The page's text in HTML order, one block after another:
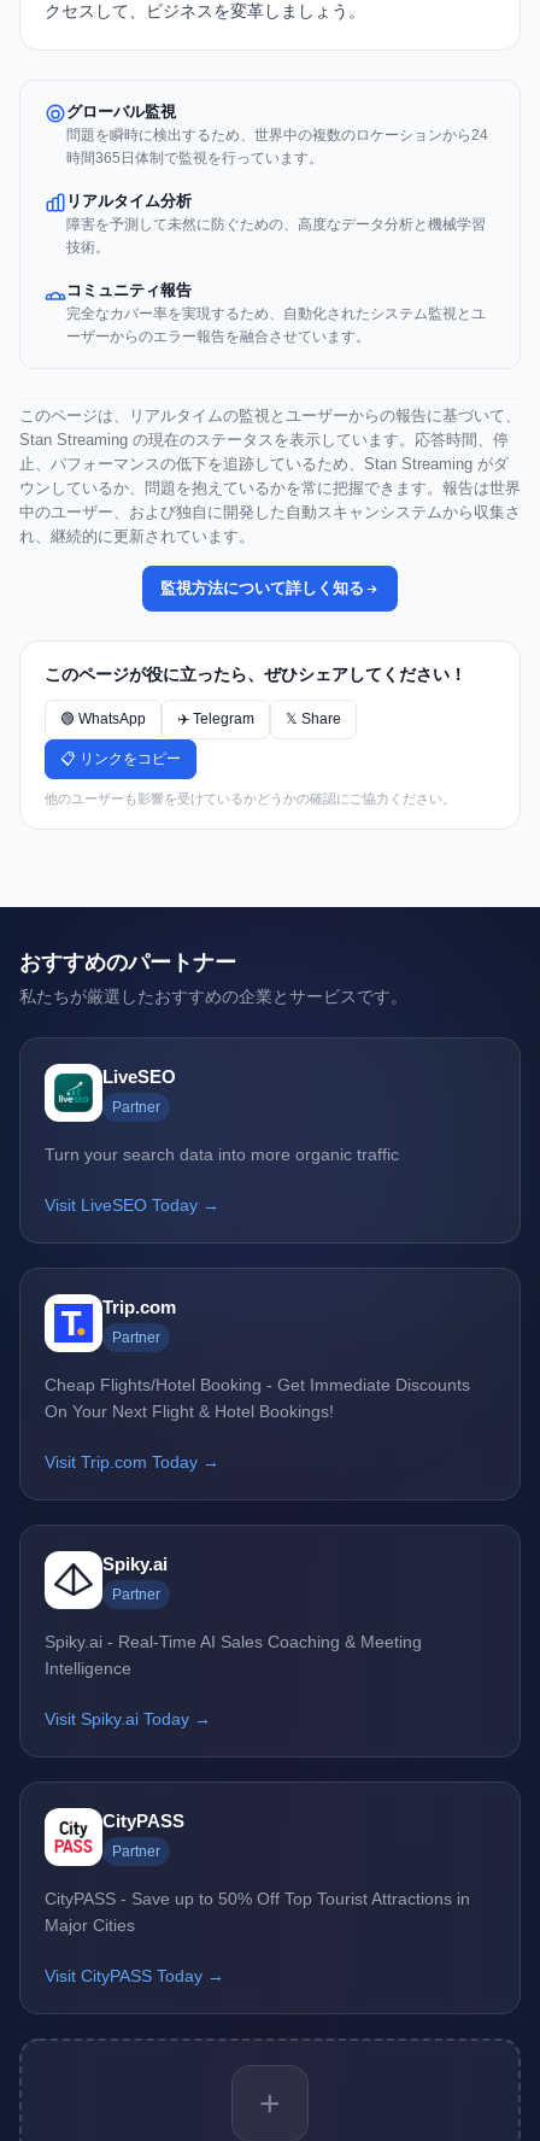
クセスして、ビジネスを変革しましょう。
グローバル監視
問題を瞬時に検出するため、世界中の複数のロケーションから24
時間365日体制で監視を行っています。
リアルタイム分析
障害を予測して未然に防ぐための、高度なデータ分析と機械学習
技術。
コミュニティ報告
完全なカバー率を実現するため、自動化されたシステム監視とユ
ーザーからのエラー報告を融合させています。
このページは、リアルタイムの監視とユーザーからの報告に基づいて、
Stan Streaming の現在のステータスを表示しています。応答時間、停
止、パフォーマンスの低下を追跡しているため、Stan Streaming がダ
ウンしているか、問題を抱えているかを常に把握できます。報告は世界
中のユーザー、および独自に開発した自動スキャンシステムから収集さ
れ、継続的に更新されています。
監視方法について詳しく知る
このページが役に立ったら、ぜひシェアしてください！
🟢 WhatsApp ✈️ Telegram 𝕏 Share
📋 リンクをコピー
他のユーザーも影響を受けているかどうかの確認にご協力ください。
おすすめのパートナー
私たちが厳選したおすすめの企業とサービスです。
LiveSEO
Partner
Turn your search data into more organic traffic
Visit LiveSEO Today →
Trip.com
Partner
Cheap Flights/Hotel Booking - Get Immediate Discounts
On Your Next Flight & Hotel Bookings!
Visit Trip.com Today →
Spiky.ai
Partner
Spiky.ai - Real-Time AI Sales Coaching & Meeting
Intelligence
Visit Spiky.ai Today →
CityPASS
Partner
CityPASS - Save up to 50% Off Top Tourist Attractions in
Major Cities
Visit CityPASS Today →
+